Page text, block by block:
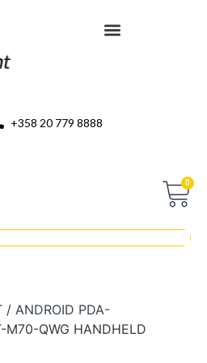
+358 20 779 8888
0
/ ANDROID PDA-
M70-QWG HANDHELD